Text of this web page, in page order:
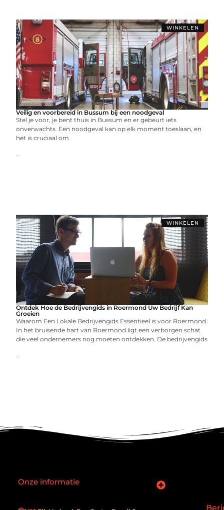
WINKELEN
Veilig en voorbereid in Bussum bij een noodgeval
Stel je voor, je bent thuis in Bussum en er gebeurt iets
onverwachts. Een noodgeval kan op elk moment toeslaan, en
het is cruciaal om
...
WINKELEN
Ontdek Hoe de Bedrijvengids in Roermond Uw Bedrijf Kan
Groeien
Waarom Een Lokale Bedrijvengids Essentieel is voor Roermond
In het bruisende hart van Roermond ligt een verborgen schat
die veel ondernemers nog moeten ontdekken. De bedrijvengids
...
Onze informatie